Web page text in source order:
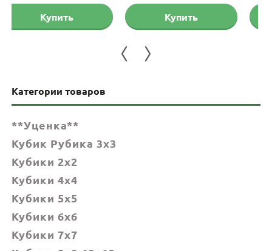
Купить Купить
Категории товаров
**Уценка**
Кубик Рубика 3x3
Кубики 2x2
Кубики 4x4
Кубики 5x5
Кубики 6х6
Кубики 7х7